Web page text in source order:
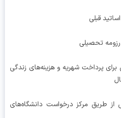
قبلی
تحصیلی
پرداخت شهریه و هزینه‌های زندگی
مرکز درخواست دانشگاه‌های